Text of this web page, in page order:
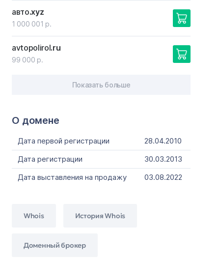
О домене
Дата первой регистрации
28.04.2010
Дата регистрации
30.03.2013
Дата выставления на продажу
03.08.2022
Whois История Whois
Доменный брокер
авто.xyz
1 000 001 р.
avtopolirol.ru
99 000 р.
Показать больше